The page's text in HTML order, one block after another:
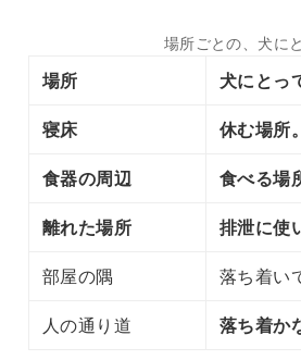
場所ごとの、犬に
場所
犬にとっ
寝床
休む場所
食器の周辺
食べる場
離れた場所
排泄に使
部屋の隅
落ち着い
人の通り道
落ち着か